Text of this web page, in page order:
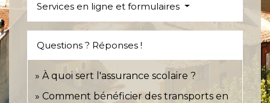
Services en ligne et formulaires
Questions ? Réponses !
À quoi sert l'assurance scolaire ?
Comment bénéficier des transports en